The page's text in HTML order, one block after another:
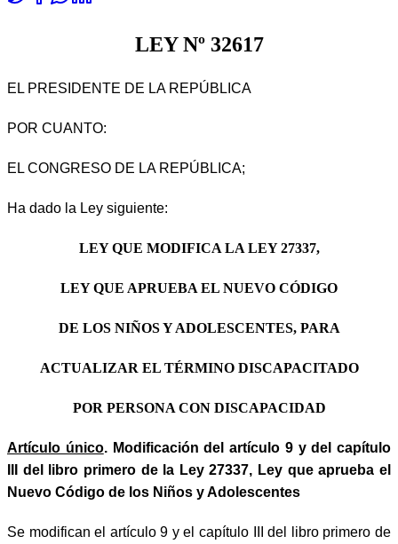
LEY Nº 32617
EL PRESIDENTE DE LA REPÚBLICA
POR CUANTO:
EL CONGRESO DE LA REPÚBLICA;
Ha dado la Ley siguiente:
LEY QUE MODIFICA LA LEY 27337,
LEY QUE APRUEBA EL NUEVO CÓDIGO
DE LOS NIÑOS Y ADOLESCENTES, PARA
ACTUALIZAR EL TÉRMINO DISCAPACITADO
POR PERSONA CON DISCAPACIDAD
Artículo único. Modificación del artículo 9 y del capítulo
III del libro primero de la Ley 27337, Ley que aprueba el
Nuevo Código de los Niños y Adolescentes
Se modifican el artículo 9 y el capítulo III del libro primero de